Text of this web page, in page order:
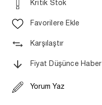
Kritik Stok
Favorilere Ekle
Karşılaştır
Fiyat Düşünce
Yorum Yaz